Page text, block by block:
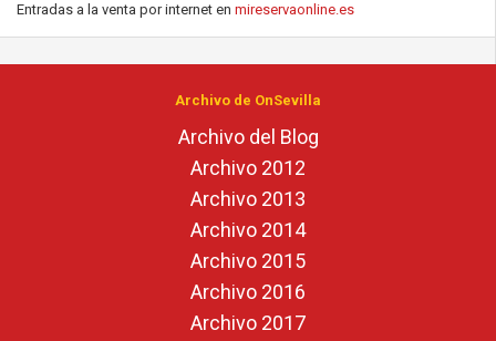
Entradas a la venta por internet en mireservaonline.es
Archivo de OnSevilla
Archivo del Blog
Archivo 2012
Archivo 2013
Archivo 2014
Archivo 2015
Archivo 2016
Archivo 2017